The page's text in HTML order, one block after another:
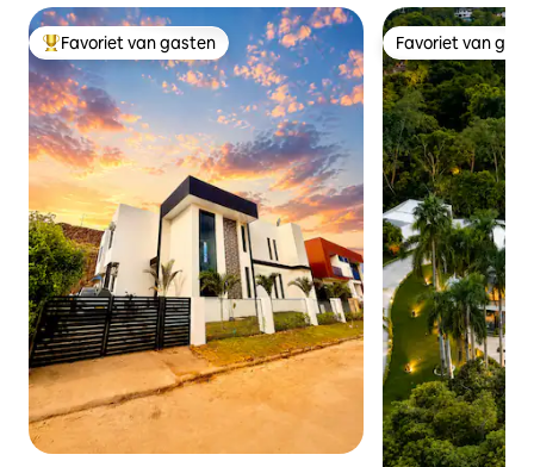
Topfavoriet van gasten
Favoriet van gasten Favoriet van
Favoriet van